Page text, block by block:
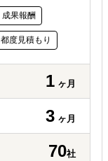
成果報酬
都度見積もり
1 ヶ月
3 ヶ月
70社